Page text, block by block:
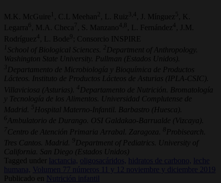
M.K. McGuire 1 , C.L Meehan , L. Ruiz 3,4 , J. Mínguez5
, K.
Legarra6 , M.A. Checa7 , S. Manzano4,8 , L. Fernández4
, J.M.
Rodríguez4 , L. Bode 9 ; Consorcio INSPIRE
1 School of Biological Sciences. 2 Department of Anthropology.
Washington State University. Pullman (Estados Unidos).
3 Departamento de Microbiología y Bioquímica de Productos
Lácteos. Instituto de Productos Lácteos de Asturias (IPLA-CSIC).
Villaviciosa (Asturias).
4 Departamento de Nutrición. Bromatología
y Tecnología de los Alimentos. Universidad Complutense de
Madrid. 5 Hospital Materno-Infantil. Barbastro (Huesca).
6 Ambulatorio de Durango. OSI Galdakao-Barrualde (Vizcaya).
7Centro de Atención Primaria Arrabal. Zaragoza.
Probisearch.
Tres Cantos. Madrid. 9 Department of Pediatrics. University of
California. San Diego (Estados Unidos)
Tagged under
lactancia, oligosacáridos, hidratos de carbono,
leche
humana,
Volumen 77 números 11 y 12 noviembre y diciembre 2019
Publicado en
Nutrición infantil